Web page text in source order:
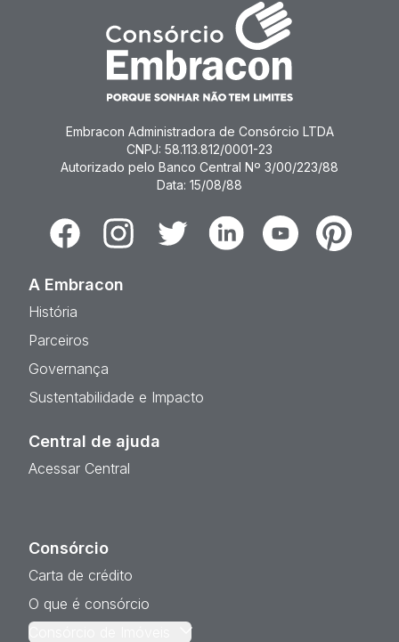
Embracon Administradora de Consórcio LTDA
CNPJ: 58.113.812/0001-23
Autorizado pelo Banco Central Nº 3/00/223/88
Data: 15/08/88
FacebookInstagramTwitter LinkedinYoutubePinterest
A Embracon
História
Parceiros
Governança
Sustentabilidade e Impacto
Central de ajuda
Acessar Central
Consórcio
Carta de crédito
O que é consórcio
Consórcio de Imóveis